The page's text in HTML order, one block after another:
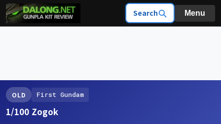
Search Menu
OLD First Gundam
1/100 Zogok